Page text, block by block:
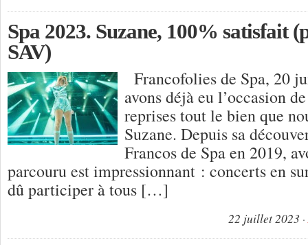
Spa 2023. Suzane, 100% satisfait
SAV)
Francofolies de Spa, 20
avons déjà eu l’occasion
reprises tout le bien que
Suzane. Depuis sa
Francos de Spa en 2019,
parcouru est impressionnant : concerts en
dû participer à tous […]
22 juillet 2023